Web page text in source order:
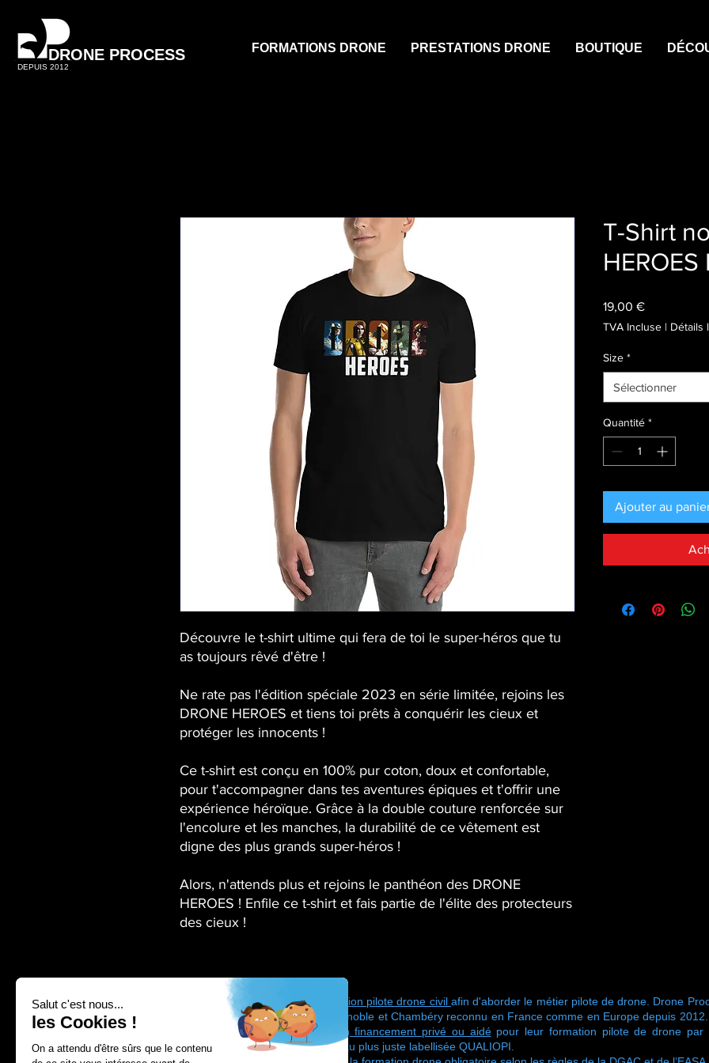
DRONE PROCESS
DEPUIS 2012
FORMATIONS DRONE PRESTATIONS DRONE BOUTIQUE
Découvre le t-shirt ultime qui fera de toi le super-héros que tu
as toujours rêvé d'être !
Ne rate pas l'édition spéciale 2023 en série limitée, rejoins les
DRONE HEROES et tiens toi prêts à conquérir les cieux et
protéger les innocents !
Ce t-shirt est conçu en 100% pur coton, doux et confortable,
pour t'accompagner dans tes aventures épiques et t'offrir une
expérience héroïque. Grâce à la double couture renforcée sur
l'encolure et les manches, la durabilité de ce vêtement est
digne des plus grands super-héros !
Alors, n'attends plus et rejoins le panthéon des DRONE
HEROES ! Enfile ce t-shirt et fais partie de l'élite des protecteurs
des cieux !
T-Shirt
19,00 €Prix
TVA Incluse | Détails
Size *
Sélectionner
Quantité *
Ajouter au
Drone Process vous propose une formation pilote drone civil afin d'aborder le métier pilote de drone. Drone
région Auvergne Rhône-Alpes entre Grenoble et Chambéry reconnu en France comme en Europe depuis
qui sont agréés DGAC bénéficiant d'un financement privé ou aidépour leur formation pilote de drone par
formation pilote de drone prix négociés au plus juste labellisée QUALIOPI.